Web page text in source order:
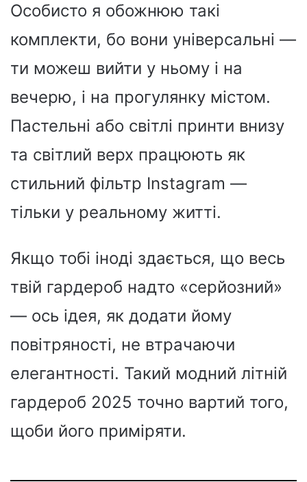
Особисто я обожнюю такі
комплекти, бо вони універсальні —
ти можеш вийти у ньому і на
вечерю, і на прогулянку містом.
Пастельні або світлі принти внизу
та світлий верх працюють як
стильний фільтр Instagram —
тільки у реальному житті.
Якщо тобі іноді здається, що весь
твій гардероб надто «серйозний»
— ось ідея, як додати йому
повітряності, не втрачаючи
елегантності. Такий модний літній
гардероб 2025 точно вартий того,
щоби його приміряти.